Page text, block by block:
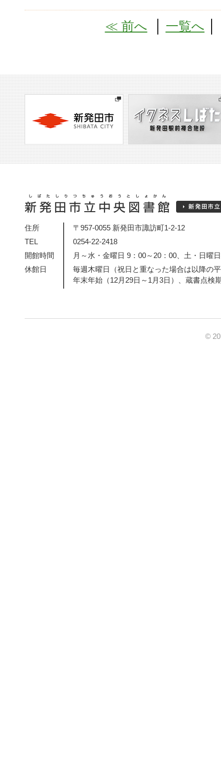
≪ 前へ 一覧へ
住所
〒957-0055 新発田市諏訪町1-2-12
TEL
0254-22-2418
開館時間
月～水・金曜日 9：00～20：00、土・日曜
休館日
毎週木曜日（祝日と重なった場合は以降の
年末年始（12月29日～1月3日）、蔵書点検
©